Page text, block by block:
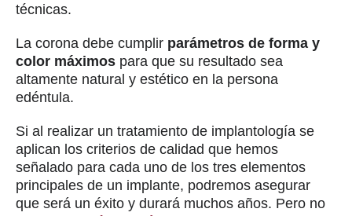
técnicas.
La corona debe cumplir parámetros de forma y
color máximos para que su resultado sea
altamente natural y estético en la persona
edéntula.
Si al realizar un tratamiento de implantología se
aplican los criterios de calidad que hemos
señalado para cada uno de los tres elementos
principales de un implante, podremos asegurar
que será un éxito y durará muchos años. Pero no